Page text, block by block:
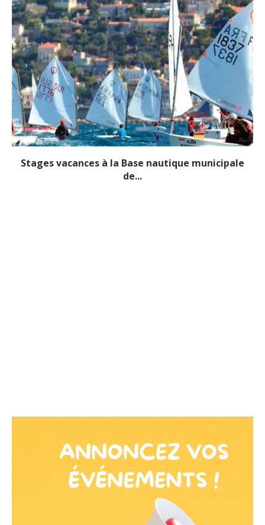
Stages vacances à la Base nautique municipale
de...